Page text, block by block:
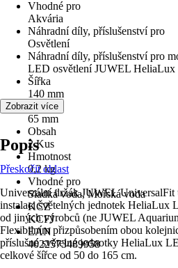
Vhodné pro
Akvária
Náhradní díly, příslušenství pro
Osvětlení
Náhradní díly, příslušenství pro
LED osvětlení JUWEL
Šířka
140 mm
Průměr
65 mm
Obsah
2 Kus
Hmotnost
0,2 kg
Vhodné pro
Sladká voda, Mořská voda
KČZ
KCFJ
EAN
4022573489958
Zobrazit více
Popis
Přeskočit oblast
Univerzální držák JUWEL UniversalFit
instalaci světelných jednotek HeliaLux
od jiných výrobců (ne JUWEL
Flexibilním přizpůsobením obou
příslušné světelné jednotky HeliaLux
celkové šířce od 50 do 165 cm.